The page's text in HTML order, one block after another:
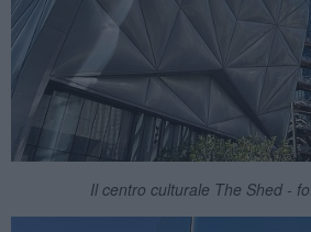
Il centro culturale The Shed -